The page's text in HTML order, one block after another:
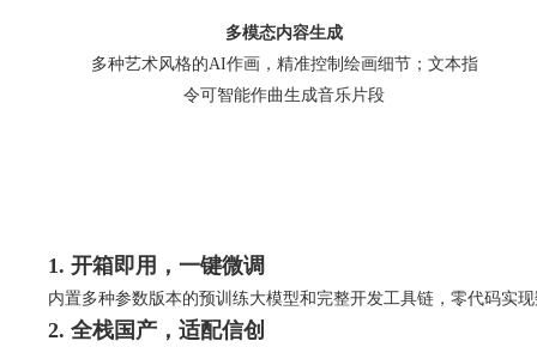
多模态内容生成
多种艺术风格的AI作画，精准控制绘画细节；文本指
令可智能作曲生成音乐片段
1. 开箱即用，一键微调
内置多种参数版本的预训练大模型和完整开发工具链，零代码实
2. 全栈国产，适配信创